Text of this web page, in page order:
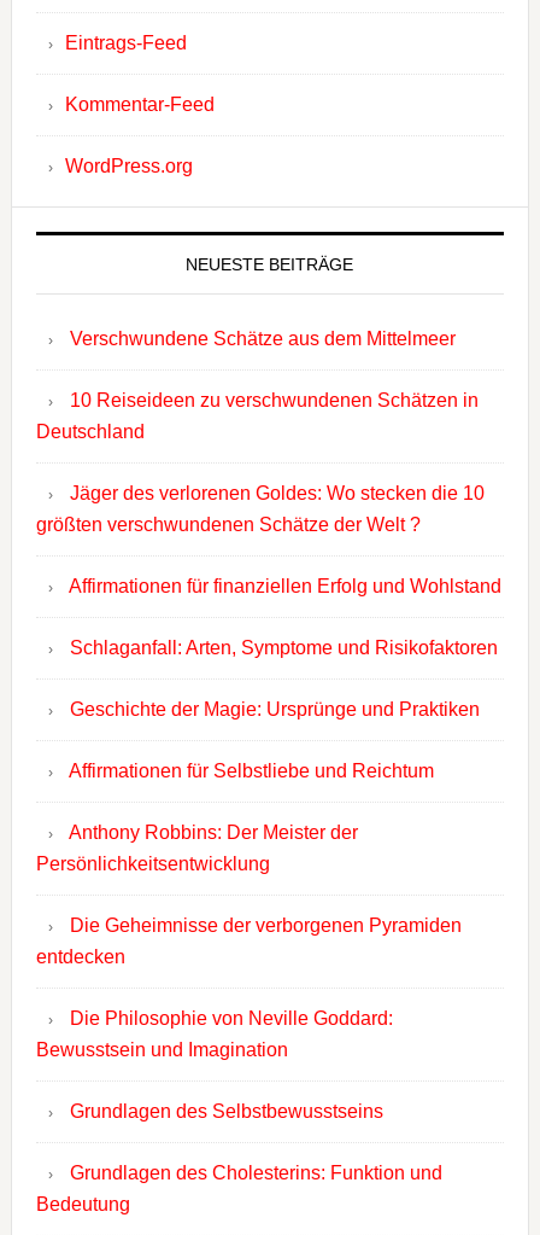
Eintrags-Feed
Kommentar-Feed
WordPress.org
NEUESTE BEITRÄGE
Verschwundene Schätze aus dem Mittelmeer
10 Reiseideen zu verschwundenen Schätzen in
Deutschland
Jäger des verlorenen Goldes: Wo stecken die 10
größten verschwundenen Schätze der Welt ?
Affirmationen für finanziellen Erfolg und Wohlstand
Schlaganfall: Arten, Symptome und Risikofaktoren
Geschichte der Magie: Ursprünge und Praktiken
Affirmationen für Selbstliebe und Reichtum
Anthony Robbins: Der Meister der
Persönlichkeitsentwicklung
Die Geheimnisse der verborgenen Pyramiden
entdecken
Die Philosophie von Neville Goddard:
Bewusstsein und Imagination
Grundlagen des Selbstbewusstseins
Grundlagen des Cholesterins: Funktion und
Bedeutung